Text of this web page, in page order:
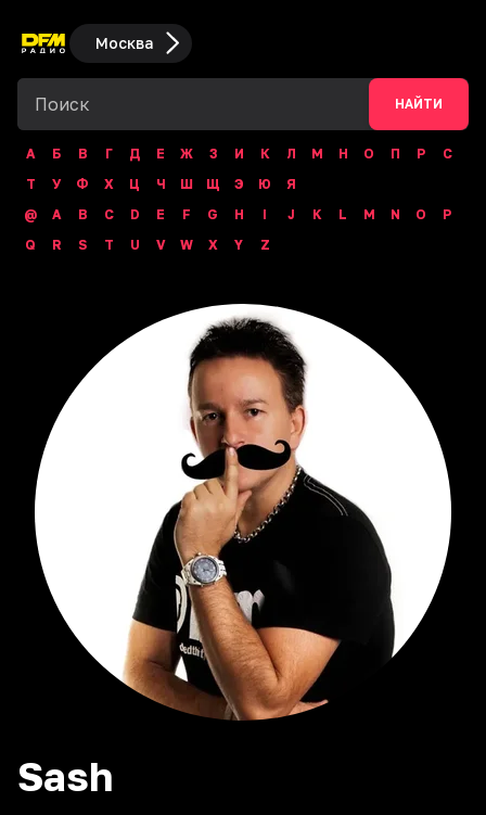
Москва
НАЙТИ
А Б В Г Д Е Ж З И К Л М Н О П Р
С
Т
У Ф Х Ц Ч Ш Щ Э Ю
Я
@
A B C D E F G H I J K L M N O
P
Q
R S T U V W X Y Z
Sash